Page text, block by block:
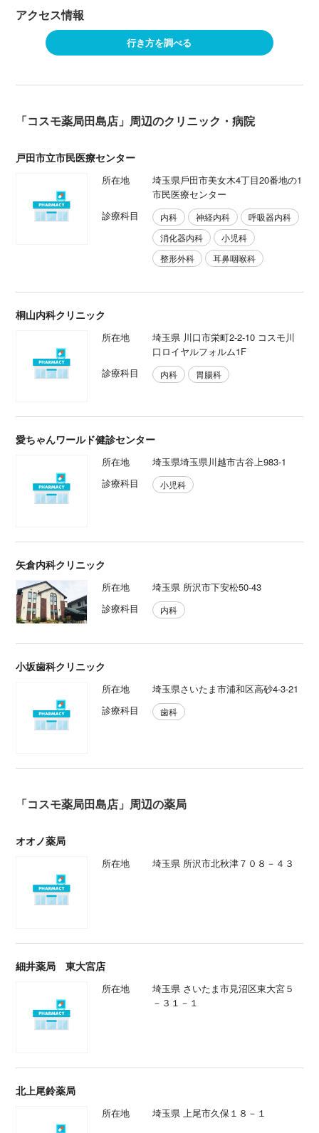
アクセス情報
行き方を調べる
「コスモ薬局田島店」周辺のクリニック・病院
戸田市立市民医療センター
所在地
埼玉県戶田市美女木4丁目20番地の1
市⺠医療センター
診療科目
内科 神経内科
呼吸器内科
消化器内科
小児科
整形外科
耳鼻咽喉科
桐山内科クリニック
所在地
埼玉県 川口市栄町2-2-10 コスモ川
口ロイヤルフォルム1F
診療科目
内科 胃腸科
愛ちゃんワールド健診センター
所在地
埼玉県埼玉県川越市古谷上983-1
診療科目
小児科
矢倉内科クリニック
所在地
埼玉県 所沢市下安松50-43
診療科目
内科
小坂歯科クリニック
所在地
埼玉県さいたま市浦和区高砂4-3-21
診療科目
歯科
「コスモ薬局田島店」周辺の薬局
オオノ薬局
所在地 埼玉県 所沢市北秋津７０８－４３
細井薬局 東大宮店
所在地
埼玉県 さいたま市見沼区東大宮５
－３１－１
北上尾鈴薬局
所在地 埼玉県 上尾市久保１８－１